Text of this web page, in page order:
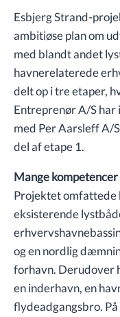
Esbjerg Strand-
ambitiøse plan om
med blandt andet
havnerelaterede
delt op i tre etaper,
Entreprenør A/S har
med Per Aarsleff A/
del af etape 1.
Mange kompetencer
Projektet omfattede
eksisterende
og en nordlig
forhavn. Derudover
en inderhavn, en
flydeadgangsbro.